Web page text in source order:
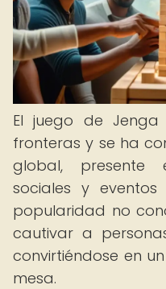
El juego de
fronteras y se ha
global, presente
sociales y
popularidad no
cautivar a
convirtiéndose en
mesa.